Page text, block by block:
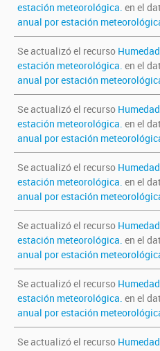
estación meteorológica. en el
anual por estación
Se actualizó el recurso
estación meteorológica. en el
anual por estación
Se actualizó el recurso
estación meteorológica. en el
anual por estación
Se actualizó el recurso
estación meteorológica. en el
anual por estación
Se actualizó el recurso
estación meteorológica. en el
anual por estación
Se actualizó el recurso
estación meteorológica. en el
anual por estación
Se actualizó el recurso